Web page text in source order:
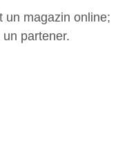
un magazin online;
partener.